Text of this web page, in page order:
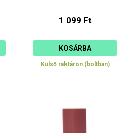
1 099 Ft
KOSÁRBA
Külső raktáron (boltban)